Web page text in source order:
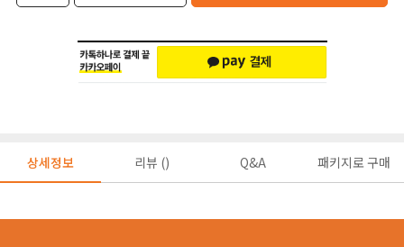
상세정보 리뷰 () Q&A 패키지로 구매